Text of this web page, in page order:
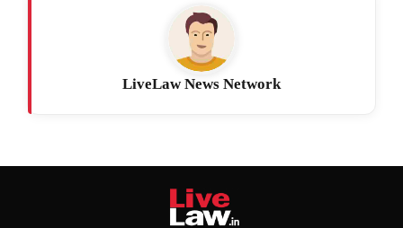
LiveLaw News Network